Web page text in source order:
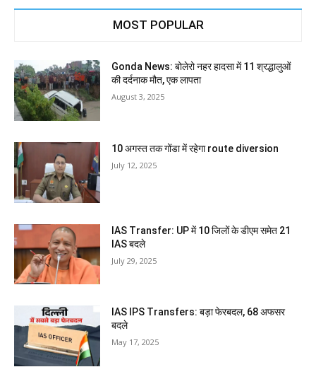
MOST POPULAR
Gonda News: बोलेरो नहर हादसा में 11 श्रद्धालुओं
की दर्दनाक मौत, एक लापता
August 3, 2025
10 अगस्त तक गोंडा में रहेगा route diversion
July 12, 2025
IAS Transfer: UP में 10 जिलों के डीएम समेत 21
IAS बदले
July 29, 2025
IAS IPS Transfers: बड़ा फेरबदल, 68 अफसर
बदले
May 17, 2025